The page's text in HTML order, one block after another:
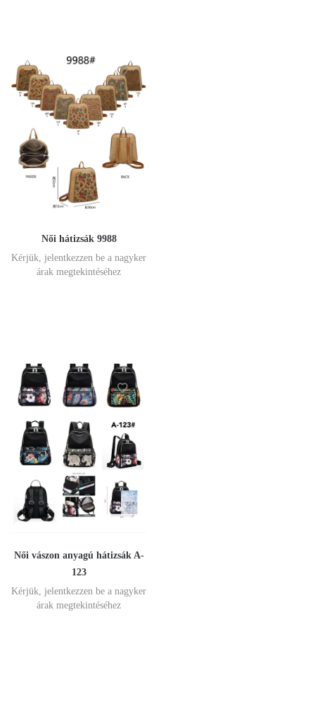
Női hátizsák 9988
Kérjük, jelentkezzen be a nagyker
árak megtekintéséhez
Női vászon anyagú hátizsák A-
123
Kérjük, jelentkezzen be a nagyker
árak megtekintéséhez